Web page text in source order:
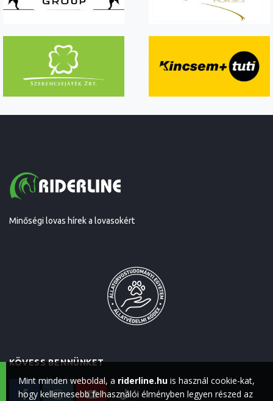
Minőségi lovas hírek a lovasokért
KÖVESS BENNÜNKET
Mint minden weboldal, a riderline.hu is használ cookie-kat,
hogy kellemesebb felhasználói élményben legyen részed az